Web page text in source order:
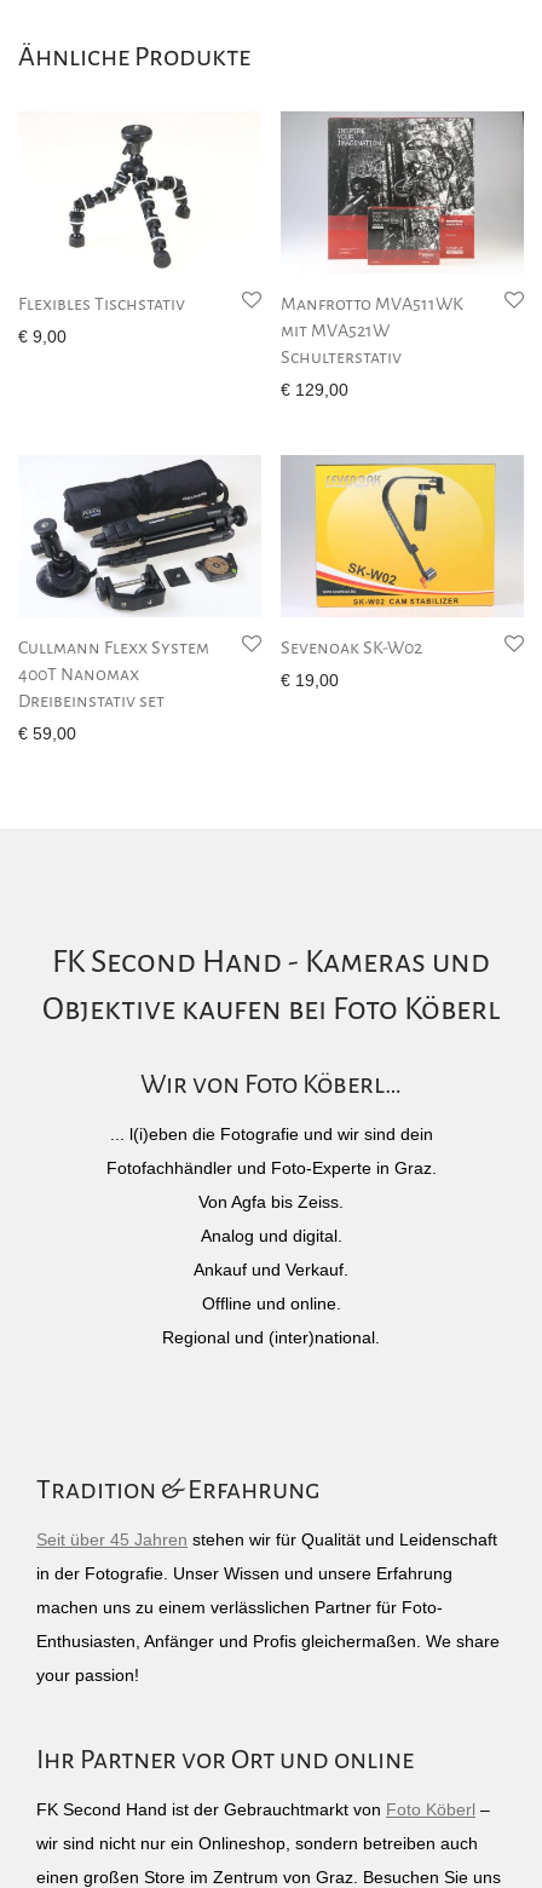
Ähnliche Produkte
Flexibles Tischstativ
€ 9,00
Manfrotto MVA511WK
mit MVA521W
Schulterstativ
€ 129,00
Cullmann Flexx System
400T Nanomax
Dreibeinstativ set
€ 59,00
Sevenoak SK-W02
€ 19,00
FK Second Hand - Kameras und
Objektive kaufen bei Foto Köberl
Wir von Foto Köberl…
... l(i)eben die Fotografie und wir sind dein
Fotofachhändler und Foto-Experte in Graz.
Von Agfa bis Zeiss.
Analog und digital.
Ankauf und Verkauf.
Offline und online.
Regional und (inter)national.
Tradition & Erfahrung
Seit über 45 Jahren stehen wir für Qualität und Leidenschaft
in der Fotografie. Unser Wissen und unsere Erfahrung
machen uns zu einem verlässlichen Partner für Foto-
Enthusiasten, Anfänger und Profis gleichermaßen. We share
your passion!
Ihr Partner vor Ort und online
FK Second Hand ist der Gebrauchtmarkt von Foto Köberl –
wir sind nicht nur ein Onlineshop, sondern betreiben auch
einen großen Store im Zentrum von Graz. Besuchen Sie uns